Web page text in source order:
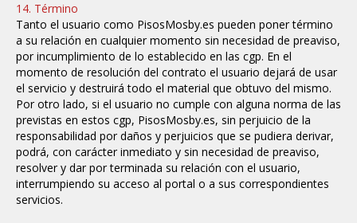
14. Término
Tanto el usuario como PisosMosby.es pueden poner término
a su relación en cualquier momento sin necesidad de preaviso,
por incumplimiento de lo establecido en las cgp. En el
momento de resolución del contrato el usuario dejará de usar
el servicio y destruirá todo el material que obtuvo del mismo.
Por otro lado, si el usuario no cumple con alguna norma de las
previstas en estos cgp, PisosMosby.es, sin perjuicio de la
responsabilidad por daños y perjuicios que se pudiera derivar,
podrá, con carácter inmediato y sin necesidad de preaviso,
resolver y dar por terminada su relación con el usuario,
interrumpiendo su acceso al portal o a sus correspondientes
servicios.